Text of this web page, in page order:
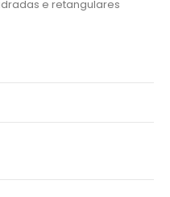
e retangulares